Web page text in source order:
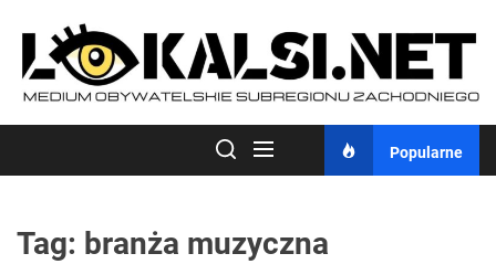
content
Popularne
Tag: branża muzyczna